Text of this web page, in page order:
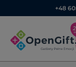
+48